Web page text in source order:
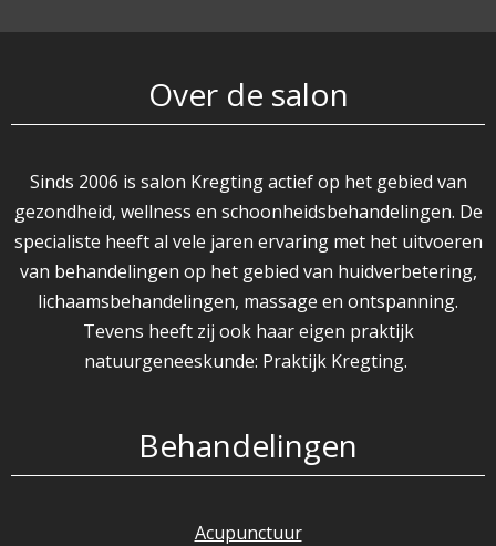
Over de salon
Sinds 2006 is salon Kregting actief op het gebied van
gezondheid, wellness en schoonheidsbehandelingen. De
specialiste heeft al vele jaren ervaring met het uitvoeren
van behandelingen op het gebied van huidverbetering,
lichaamsbehandelingen, massage en ontspanning.
Tevens heeft zij ook haar eigen praktijk
natuurgeneeskunde: Praktijk Kregting.
Behandelingen
Acupunctuur